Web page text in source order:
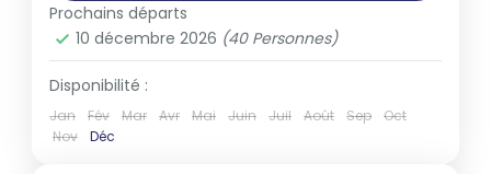
Prochains départs
10 décembre 2026 (40 Personnes)
Disponibilité :
Jan Fév Mar Avr Mai Juin Juil Août Sep
Oct
Nov
Déc